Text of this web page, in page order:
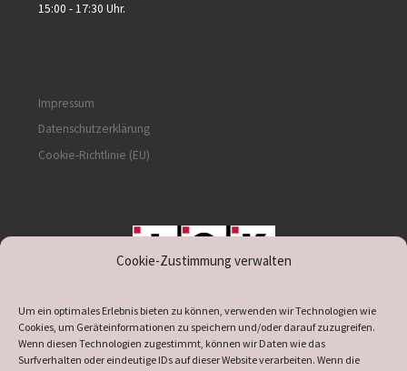
Cookie-Zustimmung verwalten
Um ein optimales Erlebnis bieten zu können, verwenden wir Technologien wie
Cookies, um Geräteinformationen zu speichern und/oder darauf zuzugreifen.
Wenn diesen Technologien zugestimmt, können wir Daten wie das
Surfverhalten oder eindeutige IDs auf dieser Website verarbeiten. Wenn die
15:00 - 17:30 Uhr.
Impressum
Datenschutzerklärung
Cookie-Richtlinie (EU)